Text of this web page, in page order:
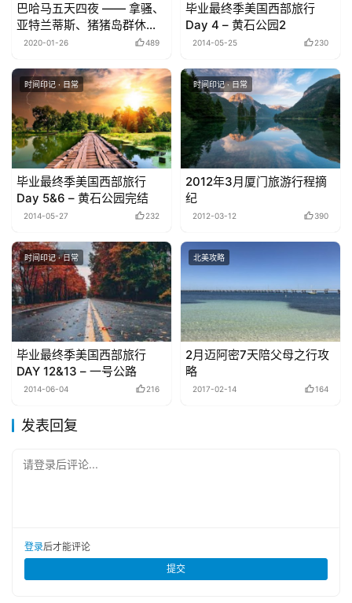
巴哈马五天四夜 —— 拿骚、
亚特兰蒂斯、猪猪岛群休闲
游总结
2020-01-26 489
毕业最终季美国西部旅行
Day 4 – 黄石公园2
2014-05-25 230
时间印记 · 日常
毕业最终季美国西部旅行
Day 5&6 – 黄石公园完结
2014-05-27 232
时间印记 · 日常
2012年3月厦门旅游行程摘
纪
2012-03-12 390
时间印记 · 日常
毕业最终季美国西部旅行
DAY 12&13 – 一号公路
2014-06-04 216
北美攻略
2月迈阿密7天陪父母之行攻
略
2017-02-14 164
发表回复
请登录后评论...
登录后才能评论
提交